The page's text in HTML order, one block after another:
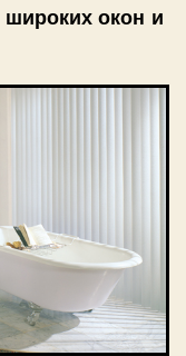
окон и